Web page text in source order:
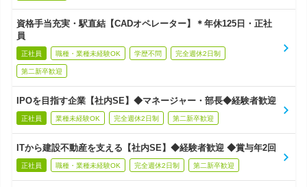
資格手当充実・駅直結【CADオペレーター】＊年休125日・正社
員
正社員 職種・業種未経験OK 学歴不問 完全週休2日制
第二新卒歓迎
IPOを目指す企業【社内SE】◆マネージャー・部長◆経験者歓迎
正社員 業種未経験OK 完全週休2日制 第二新卒歓迎
ITから建設不動産を支える【社内SE】◆経験者歓迎 ◆賞与年2回
正社員 職種・業種未経験OK 完全週休2日制 第二新卒歓迎